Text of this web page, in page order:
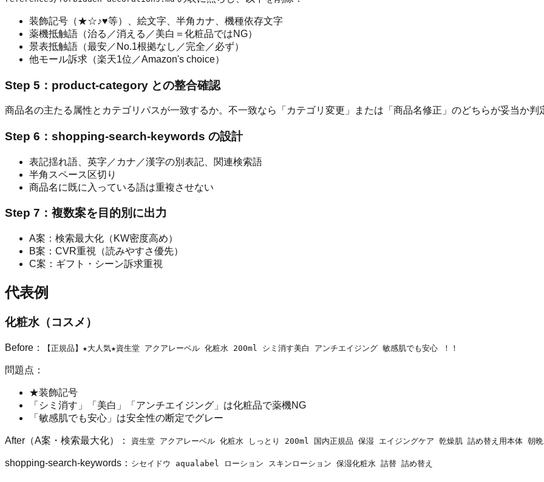
装飾記号（★☆♪♥等）、絵文字、半角カナ、機種依存文字
薬機抵触語（治る／消える／美白＝化粧品ではNG）
景表抵触語（最安／No.1根拠なし／完全／必ず）
他モール訴求（楽天1位／Amazon's choice）
Step 5：product-category との整合確認
商品名の主たる属性とカテゴリパスが一致するか。不一致なら「カテゴリ変更」または「商品名修正」のどちらが妥当か判
Step 6：shopping-search-keywords の設計
表記揺れ語、英字／カナ／漢字の別表記、関連検索語
半角スペース区切り
商品名に既に入っている語は重複させない
Step 7：複数案を目的別に出力
A案：検索最大化（KW密度高め）
B案：CVR重視（読みやすさ優先）
C案：ギフト・シーン訴求重視
代表例
化粧水（コスメ）
Before： 【正規品】★大人気★資生堂 アクアレーベル 化粧水 200ml シミ消す美白 アンチエイジング 敏感肌でも安心 ！！
問題点：
★装飾記号
「シミ消す」「美白」「アンチエイジング」は化粧品で薬機NG
「敏感肌でも安心」は安全性の断定でグレー
After（A案・検索最大化）： 資生堂 アクアレーベル 化粧水 しっとり 200ml 国内正規品 保湿 エイジングケア 乾燥肌 詰め替え用本体 朝
shopping-search-keywords： シセイドウ aqualabel ローション スキンローション 保湿化粧水 詰替 詰め替え